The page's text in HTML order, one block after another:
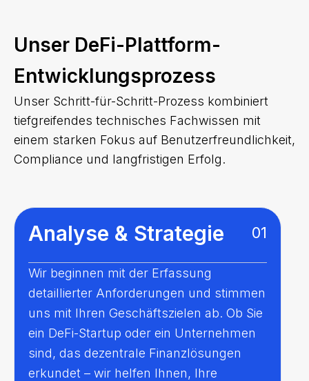
Unser DeFi-Plattform-
Entwicklungsprozess
Unser Schritt-für-Schritt-Prozess kombiniert
tiefgreifendes technisches Fachwissen mit
einem starken Fokus auf Benutzerfreundlichkeit,
Compliance und langfristigen Erfolg.
Analyse & Strategie 01
Wir beginnen mit der Erfassung
detaillierter Anforderungen und stimmen
uns mit Ihren Geschäftszielen ab. Ob Sie
ein DeFi-Startup oder ein Unternehmen
sind, das dezentrale Finanzlösungen
erkundet – wir helfen Ihnen, Ihre